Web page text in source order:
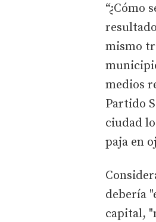
“¿Cómo
mismo
medios
Partido
ciudad
paja en
debería
capital,